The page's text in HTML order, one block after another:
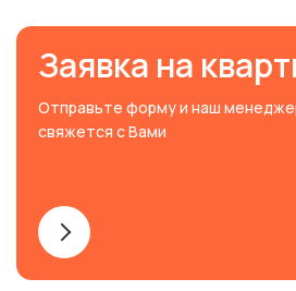
Заявка на
Отправьте форму и наш
свяжется с Вами